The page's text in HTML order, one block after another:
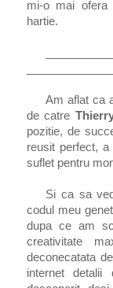
mi-o mai ofera
hartie.
Am aflat ca
de catre
pozitie, de
reusit perfect,
suflet pentru
Si ca sa
codul meu
dupa ce am
creativitate
deconecatata
internet